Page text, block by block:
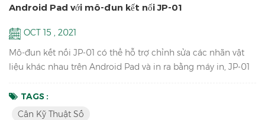
Android Pad với mô-đun kết nối JP-01
OCT 15 , 2021
Mô-đun kết nối JP-01 có thể hỗ trợ chỉnh sửa các nhãn vật
liệu khác nhau trên Android Pad và in ra bằng máy in, JP-01
cáp hoặc Bluetooth không dây, vì vậy chúng tôi có hai phiên
bản: JP-01 có dây & JP-01 không dây. Đặc trưng Phá vỡ hoạt
TAGS :
Cân Kỹ Thuật Số